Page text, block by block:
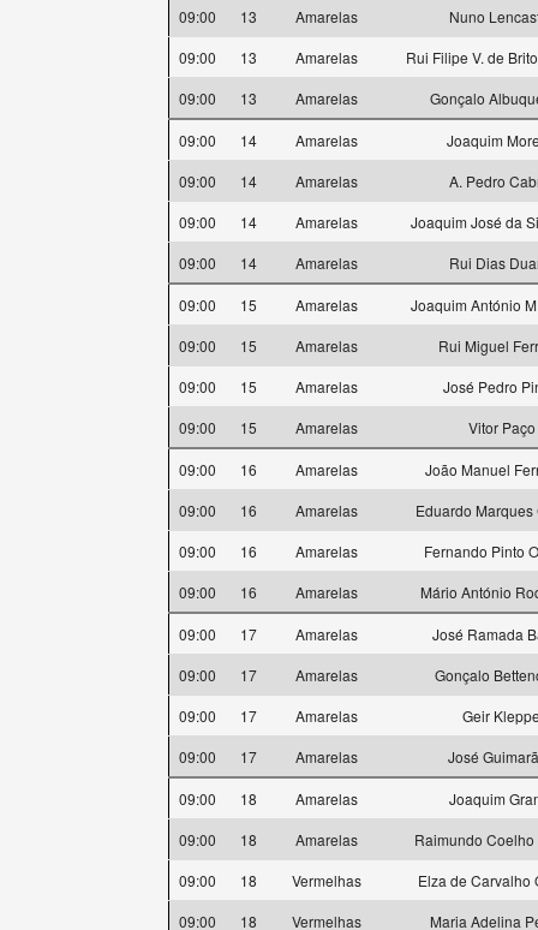
09:00
13 Amarelas
Nuno
09:00
13 Amarelas
Rui Filipe V. de
09:00
13 Amarelas Gonçalo
09:00 14 Amarelas
Joaquim
09:00
14 Amarelas
A. Pedro
09:00
14 Amarelas
Joaquim José da
09:00
14 Amarelas Rui Dias
09:00 15 Amarelas
Joaquim António
09:00
15 Amarelas
Rui Miguel
09:00
15 Amarelas
José Pedro
09:00
15 Amarelas Vitor Paço
09:00 16 Amarelas
João Manuel
09:00
16 Amarelas
Eduardo Marques
09:00
16 Amarelas
Fernando Pinto
09:00
16 Amarelas Mário António
09:00 17 Amarelas
José Ramada
09:00
17 Amarelas
Gonçalo
09:00
17 Amarelas
Geir
09:00
17 Amarelas José
09:00 18 Amarelas
Joaquim
09:00
18 Amarelas
Raimundo
09:00
18 Vermelhas
Elza de Carvalho
09:00
18 Vermelhas Maria Adelina